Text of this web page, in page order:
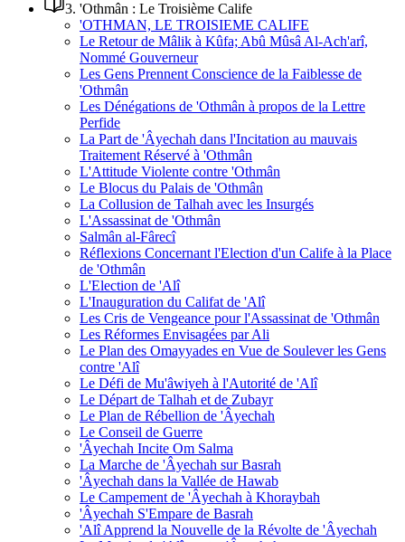
3. 'Othmân : Le Troisième Calife
'OTHMAN, LE TROISIEME CALIFE
Le Retour de Mâlik à Kûfa; Abû Mûsâ Al-Ach'arî,
Nommé Gouverneur
Les Gens Prennent Conscience de la Faiblesse de
'Othmân
Les Dénégations de 'Othmân à propos de la Lettre
Perfide
La Part de 'Âyechah dans l'Incitation au mauvais
Traitement Réservé à 'Othmân
L'Attitude Violente contre 'Othmân
Le Blocus du Palais de 'Othmân
La Collusion de Talhah avec les Insurgés
L'Assassinat de 'Othmân
Salmân al-Fârecî
Réflexions Concernant l'Election d'un Calife à la Place
de 'Othmân
L'Election de 'Alî
L'Inauguration du Califat de 'Alî
Les Cris de Vengeance pour l'Assassinat de 'Othmân
Les Réformes Envisagées par Ali
Le Plan des Omayyades en Vue de Soulever les Gens
contre 'Alî
Le Défi de Mu'âwiyeh à l'Autorité de 'Alî
Le Départ de Talhah et de Zubayr
Le Plan de Rébellion de 'Âyechah
Le Conseil de Guerre
'Âyechah Incite Om Salma
La Marche de 'Âyechah sur Basrah
'Âyechah dans la Vallée de Hawab
Le Campement de 'Âyechah à Khoraybah
'Âyechah S'Empare de Basrah
'Alî Apprend la Nouvelle de la Révolte de 'Âyechah